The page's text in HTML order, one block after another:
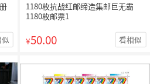
1180枚抗战红邮缔造集邮巨无霸
1180枚邮票1
¥50.00 看相似